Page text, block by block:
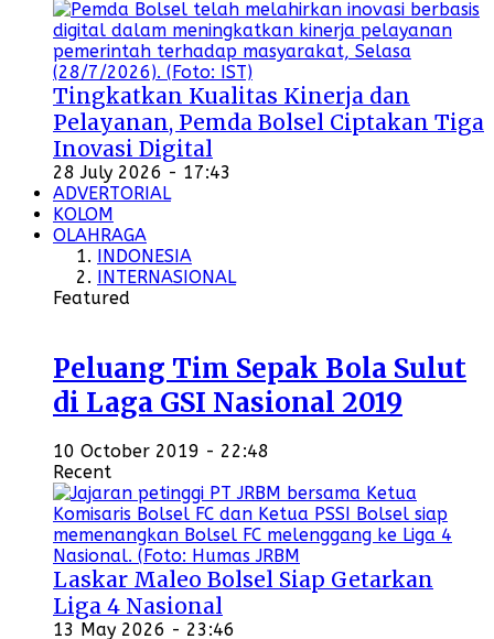
Tingkatkan Kualitas Kinerja dan
Pelayanan, Pemda Bolsel Ciptakan Tiga
Inovasi Digital
28 July 2026 - 17:43
ADVERTORIAL
KOLOM
OLAHRAGA
INDONESIA
INTERNASIONAL
Featured
Peluang Tim Sepak Bola Sulut
di Laga GSI Nasional 2019
10 October 2019 - 22:48
Recent
Laskar Maleo Bolsel Siap Getarkan
Liga 4 Nasional
13 May 2026 - 23:46